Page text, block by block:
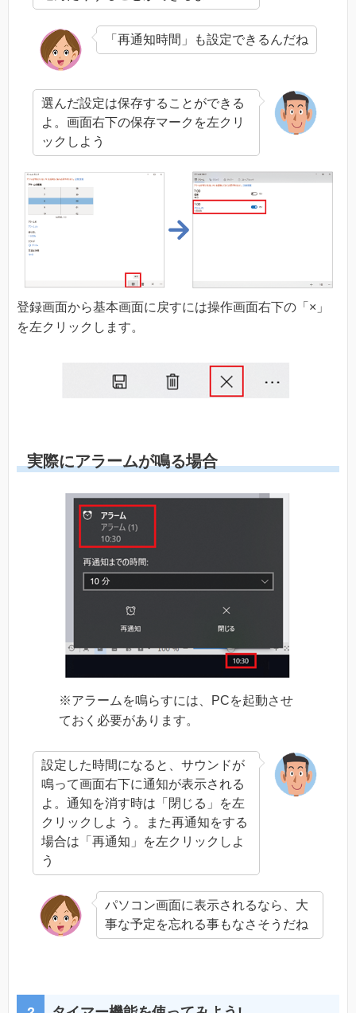
「再通知時間」も設定できるんだね
選んだ設定は保存することができる
よ。画面右下の保存マークを左クリ
ックしよう
登録画面から基本画面に戻すには操作画面右下の「×」
を左クリックします。
実際にアラームが鳴る場合
※アラームを鳴らすには、PCを起動させ
ておく必要があります。
設定した時間になると、サウンドが
鳴って画面右下に通知が表示される
よ。通知を消す時は「閉じる」を左
クリックしよ う。また再通知をする
場合は「再通知」を左クリックしよ
う
パソコン画面に表示されるなら、大
事な予定を忘れる事もなさそうだね